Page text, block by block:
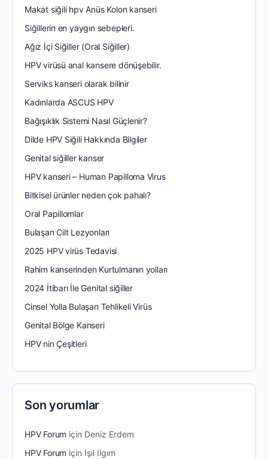
Makat siğili hpv Anüs Kolon kanseri
Siğillerin en yaygın sebepleri.
Ağız İçi Siğiller (Oral Siğiller)
HPV virüsü anal kansere dönüşebilir.
Serviks kanseri olarak bilinir
Kadınlarda ASCUS HPV
Bağışıklık Sistemi Nasıl Güçlenir?
Dilde HPV Siğili Hakkında Bilgiler
Genital siğiller kanser
HPV kanseri – Human Papilloma Virus
Bitkisel ürünler neden çok pahalı?
Oral Papillomlar
Bulaşan Cilt Lezyonları
2025 HPV virüs Tedavisi
Rahim kanserinden Kurtulmanın yolları
2024 İtibarı İle Genital siğiller
Cinsel Yolla Bulaşan Tehlikeli Virüs
Genital Bölge Kanseri
HPV nin Çeşitleri
Son yorumlar
HPV Forum için Deniz Erdem
HPV Forum için Işıl Ilgım